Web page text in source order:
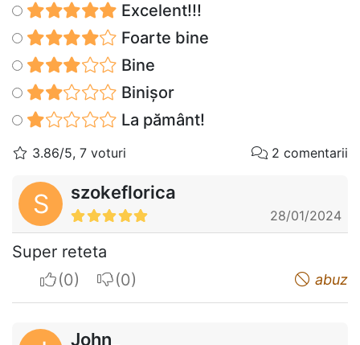
Excelent!!!
Foarte bine
Bine
Binișor
La pământ!
3.86/5, 7 voturi 2 comentarii
S szokeflorica
28/01/2024
Super reteta
I apreciateI do not appreciate abuz
John_